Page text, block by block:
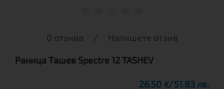
0 отзива / Напишете отзив
Раница Tашев Spectre 12 TASHEV
26.50 € 51.83 лв.